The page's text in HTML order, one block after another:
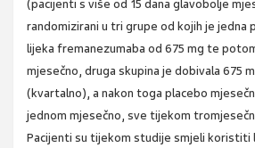
(pacijenti s više od 15 dana glavobolje
randomizirani u tri grupe od kojih je jedna
lijeka fremanezumaba od 675 mg te
mjesečno, druga skupina je dobivala 675
(kvartalno), a nakon toga placebo
jednom mjesečno, sve tijekom
Pacijenti su tijekom studije smjeli koristiti